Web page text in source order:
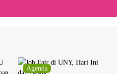
Agenda